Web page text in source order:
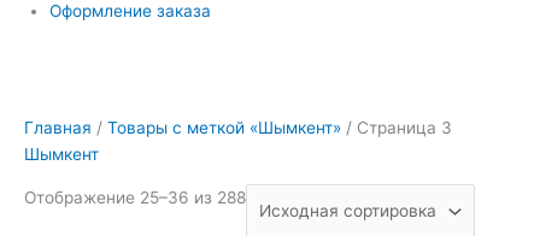
Оформление заказа
Главная / Товары с меткой «Шымкент» / Страница 3
Шымкент
Отображение 25–36 из 288